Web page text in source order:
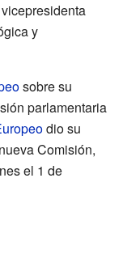
y
sobre su
parlamentaria
dio su
Comisión,
el 1 de